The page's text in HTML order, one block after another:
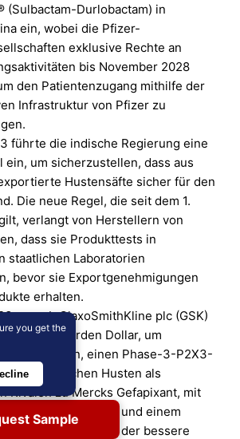
(Sulbactam-Durlobactam) in
ein, wobei die Pfizer-
exklusive Rechte an
bis November 2028
den Patientenzugang mithilfe der
Infrastruktur von Pfizer zu
führte die indische Regierung eine
ein, um sicherzustellen, dass aus
Hustensäfte sicher für den
Die neue Regel, die seit dem 1.
verlangt von Herstellern von
dass sie Produkttests in
staatlichen Laboratorien
bevor sie Exportgenehmigungen
erhalten.
erwarb GlaxoSmithKline plc (GSK)
für 2 Milliarden Dollar, um
zu gewinnen, einen Phase-3-P2X3-
chronischen Husten als
Rivalen zu Mercks Gefapixant, mit
Daten in 2024-2025 und einem
Markteintritt in 2026, der bessere
Sample
you get the